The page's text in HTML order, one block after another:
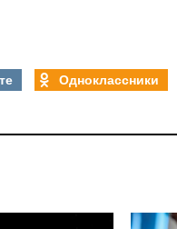
Одноклассники